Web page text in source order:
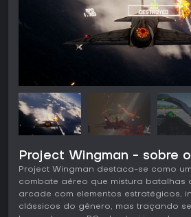
Project Wingman - sobre
Project Wingman destaca-se como
combate aéreo que mistura batalhas
arcade com elementos estratégicos,
clássicos do gênero, mas traçando